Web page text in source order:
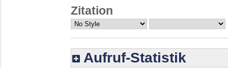
Zitation
Aufruf-Statistik